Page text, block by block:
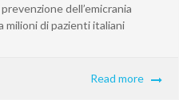
dell’emicrania
milioni di pazienti italiani
Read more